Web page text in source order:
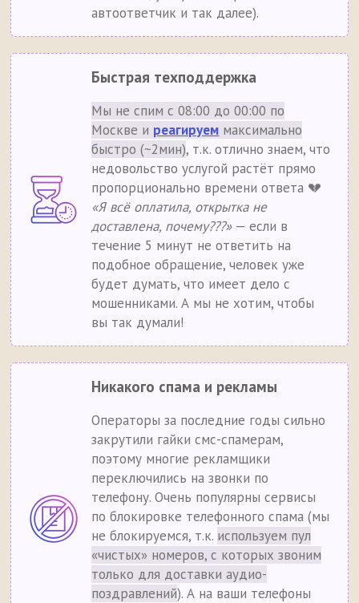
автоответчик и так далее).
Быстрая техподдержка
Мы не спим с 08:00 до 00:00 по
Москве и реагируем максимально
быстро (~2мин), т.к. отлично знаем, что
недовольство услугой растёт прямо
пропорционально времени ответа 💔
«Я всё оплатила, открытка не
доставлена, почему???»— если в
течение 5 минут не ответить на
подобное обращение, человек уже
будет думать, что имеет дело с
мошенниками. А мы не хотим, чтобы
вы так думали!
Никакого спама и рекламы
Операторы за последние годы сильно
закрутили гайки смс-спамерам,
поэтому многие рекламщики
переключились на звонки по
телефону. Очень популярны сервисы
по блокировке телефонного спама (мы
не блокируемся, т.к. используем пул
«чистых» номеров, с которых звоним
только для доставки аудио-
поздравлений). А на ваши телефоны